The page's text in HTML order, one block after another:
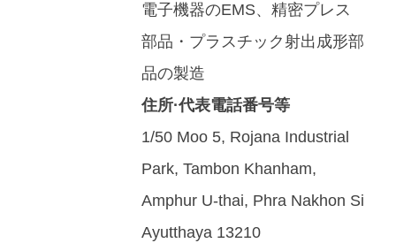
電子機器のEMS、精密プレス
部品・プラスチック射出成形部
品の製造
住所·代表電話番号等
1/50 Moo 5, Rojana Industrial
Park, Tambon Khanham,
Amphur U-thai, Phra Nakhon Si
Ayutthaya 13210